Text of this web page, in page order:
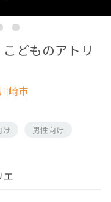
どものアトリ
崎市
け
男性向け
エ